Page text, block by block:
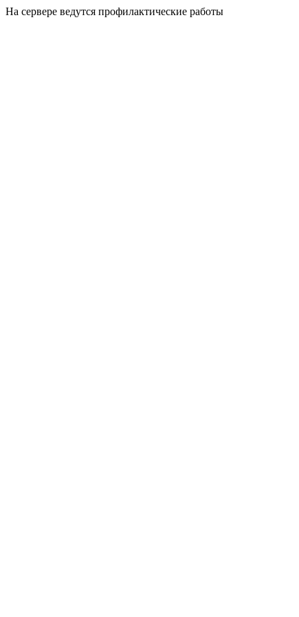
На сервере ведутся профилактические работы